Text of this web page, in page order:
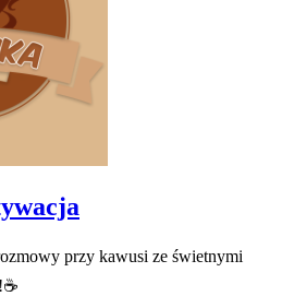
przy kawusi ze świetnymi